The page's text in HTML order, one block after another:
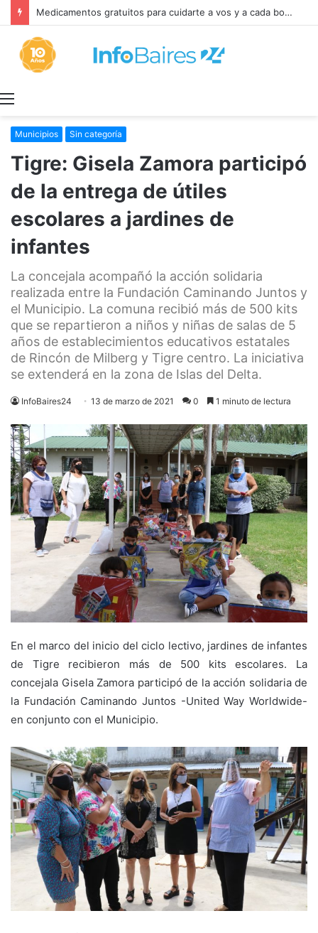
Medicamentos gratuitos para cuidarte a vos y a cada bonaerense
Municipios Sin categoría
Tigre: Gisela Zamora participó
de la entrega de útiles
escolares a jardines de
infantes
La concejala acompañó la acción solidaria
realizada entre la Fundación Caminando Juntos y
el Municipio. La comuna recibió más de 500 kits
que se repartieron a niños y niñas de salas de 5
años de establecimientos educativos estatales
de Rincón de Milberg y Tigre centro. La iniciativa
se extenderá en la zona de Islas del Delta.
InfoBaires24 13 de marzo de 2021 0 1 minuto de lectura
En el marco del inicio del ciclo lectivo, jardines de infantes
de Tigre recibieron más de 500 kits escolares. La
concejala Gisela Zamora participó de la acción solidaria de
la Fundación Caminando Juntos -United Way Worldwide-
en conjunto con el Municipio.